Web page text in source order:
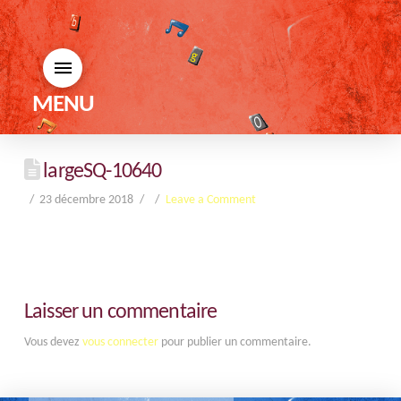
MENU
largeSQ-10640
23 décembre 2018 Leave a Comment
Laisser un commentaire
Vous devez vous connecterpour publier un commentaire.